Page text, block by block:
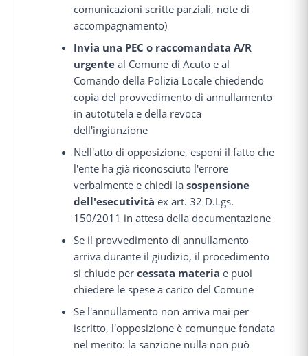
comunicazioni scritte parziali, note di
accompagnamento)
Invia una PEC o raccomandata A/R
urgente al Comune di Acuto e al
Comando della Polizia Locale chiedendo
copia del provvedimento di annullamento
in autotutela e della revoca
dell'ingiunzione
Nell'atto di opposizione, esponi il fatto che
l'ente ha già riconosciuto l'errore
verbalmente e chiedi lasospensione
dell'esecutività ex art. 32 D.Lgs.
150/2011 in attesa della documentazione
Se il provvedimento di annullamento
arriva durante il giudizio, il procedimento
si chiude percessata materia e puoi
chiedere le spese a carico del Comune
Se l'annullamento non arriva mai per
iscritto, l'opposizione è comunque fondata
nel merito: la sanzione nulla non può